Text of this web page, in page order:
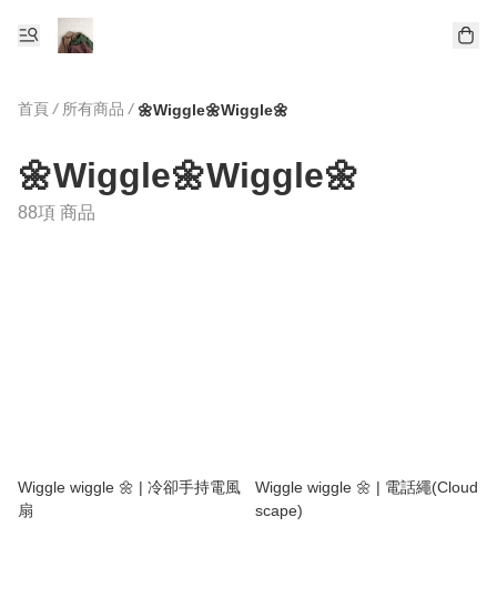
首頁 / 所有商品 / 🌼Wiggle🌼Wiggle🌼
🌼Wiggle🌼Wiggle🌼
88項 商品
Wiggle wiggle 🌼 | 冷卻手持電風
扇
Wiggle wiggle 🌼 | 電話繩(Cloud
scape)